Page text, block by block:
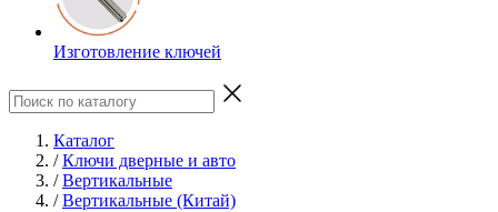
Изготовление ключей
Каталог
/ Ключи дверные и авто
/ Вертикальные
/ Вертикальные (Китай)